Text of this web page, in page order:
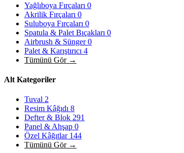
Yağlıboya Fırçaları 0
Akrilik Fırçaları 0
Suluboya Fırçaları 0
Spatula & Palet Bıçakları 0
Airbrush & Sünger0
Palet & Karıştırıcı 4
Tümünü Gör →
Alt Kategoriler
Tuval 2
Resim Kâğıdı 8
Defter & Blok 291
Panel & Ahşap 0
Özel Kâğıtlar 144
Tümünü Gör →